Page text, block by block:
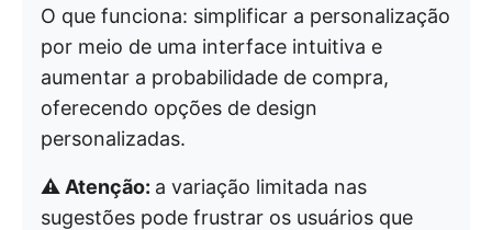
O que funciona: simplificar a personalização
por meio de uma interface intuitiva e
aumentar a probabilidade de compra,
oferecendo opções de design
personalizadas.
⚠️ Atenção: a variação limitada nas
sugestões pode frustrar os usuários que